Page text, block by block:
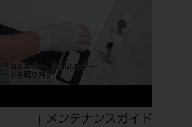
メンテナンスガイド